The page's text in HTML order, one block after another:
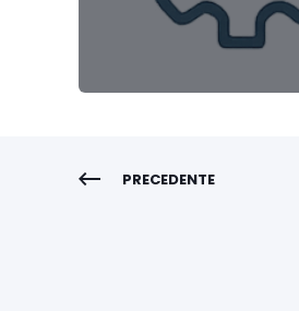
PRECEDENTE